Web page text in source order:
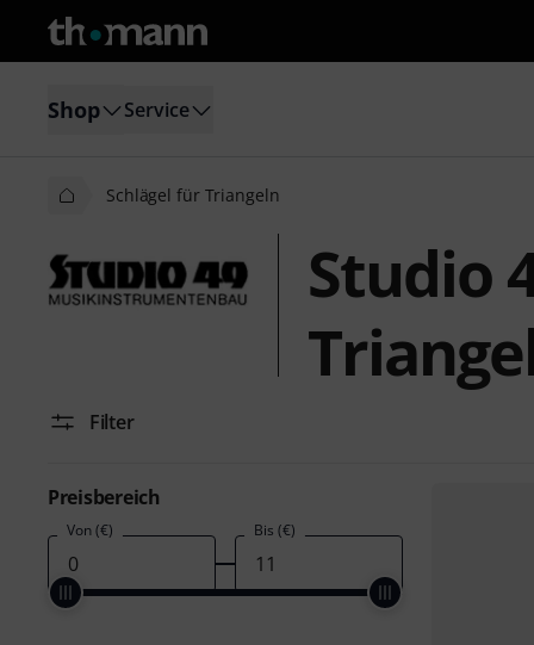
Shop Service
Schlägel für Triangeln
Studio
Filter
Preisbereich
Von (€) Bis (€)